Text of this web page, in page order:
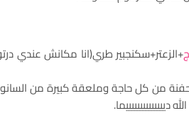
+الزعتر+سكنجبير طري(انا مكانش عندي
من كل حاجة وملعقة كبيرة من